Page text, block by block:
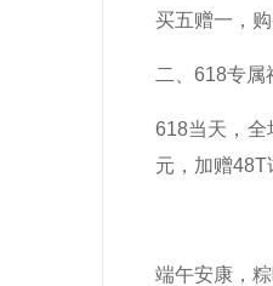
买五赠一，
二、618专属
618当天，全
元，加赠
端午安康，